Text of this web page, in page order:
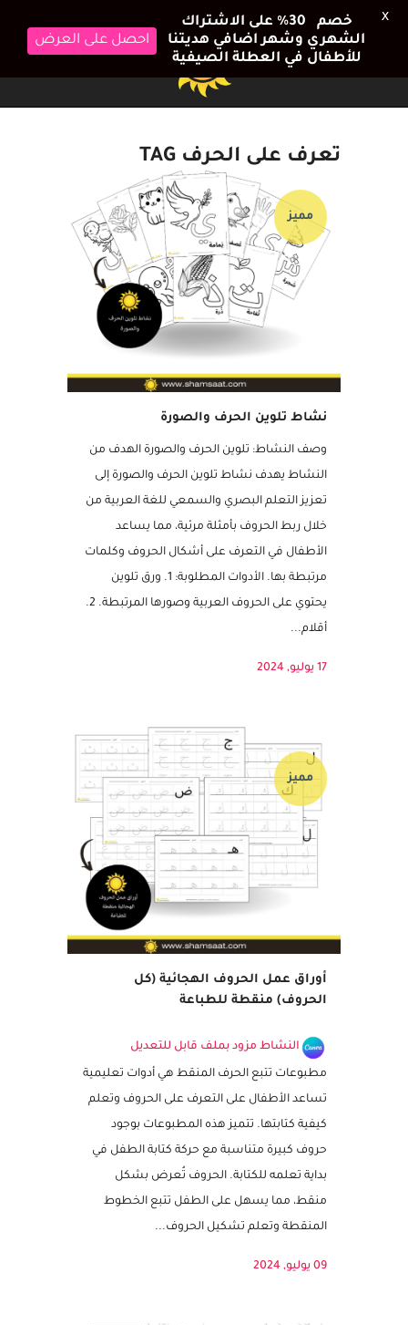
تعرف على الحرف TAG
مميز
وصف النشاط: تلوين الحرف والصورة الهدف من
النشاط يهدف نشاط تلوين الحرف والصورة إلى
تعزيز التعلم البصري والسمعي للغة العربية من
خلال ربط الحروف بأمثلة مرئية، مما يساعد
الأطفال في التعرف على أشكال الحروف وكلمات
مرتبطة بها. الأدوات المطلوبة: 1. ورق تلوين
أوراق عمل الحروف الهجائية (كل
مميز
النشاط مزود بملف قابل للتعديل
مطبوعات تتبع الحرف المنقط هي أدوات تعليمية
تساعد الأطفال على التعرف على الحروف وتعلم
كيفية كتابتها. تتميز هذه المطبوعات بوجود
حروف كبيرة متناسبة مع حركة كتابة الطفل في
بداية تعلمه للكتابة. الحروف تُعرض بشكل
منقط، مما يسهل على الطفل تتبع الخطوط
خصم 30٪ على الاشتراك
الشهري وشهر اضافي هديتنا
للأطفال في العطلة الصيفية
احصل على العرض
X